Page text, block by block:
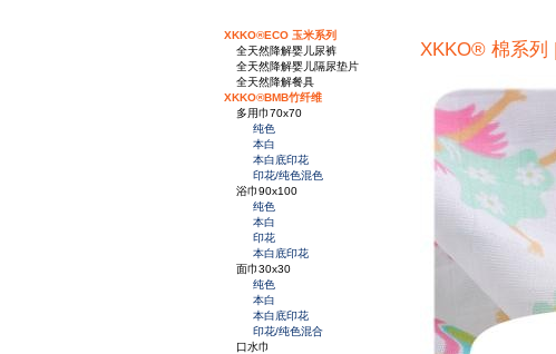
XKKO®ECO 玉米系列
全天然降解婴儿尿裤
全天然降解婴儿隔尿垫片
全天然降解餐具
XKKO®BMB竹纤维
多用巾70x70
纯色
本白
本白底印花
印花/纯色混色
浴巾90x100
纯色
本白
印花
本白底印花
面巾30x30
纯色
本白
本白底印花
印花/纯色混合
口水巾
XKKO® 棉系列